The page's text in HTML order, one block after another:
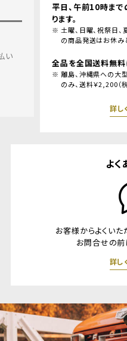
商品の品質、取り
ておりますが、万
商品間違えにつき
いただきます。
内に、メールリンク
よ
お客様からよくいた
お問合せの前
詳し